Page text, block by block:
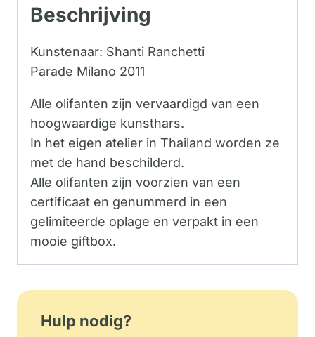
Beschrijving
Kunstenaar: Shanti Ranchetti
Parade Milano 2011
Alle olifanten zijn vervaardigd van een
hoogwaardige kunsthars.
In het eigen atelier in Thailand worden ze
met de hand beschilderd.
Alle olifanten zijn voorzien van een
certificaat en genummerd in een
gelimiteerde oplage en verpakt in een
mooie giftbox.
Hulp nodig?